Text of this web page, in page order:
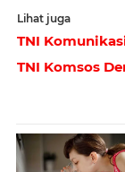
Lihat juga
TNI
TNI Komsos